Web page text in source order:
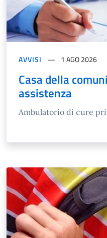
AVVISI 1 AGO 2026
Casa della
assistenza
Ambulatorio di cure